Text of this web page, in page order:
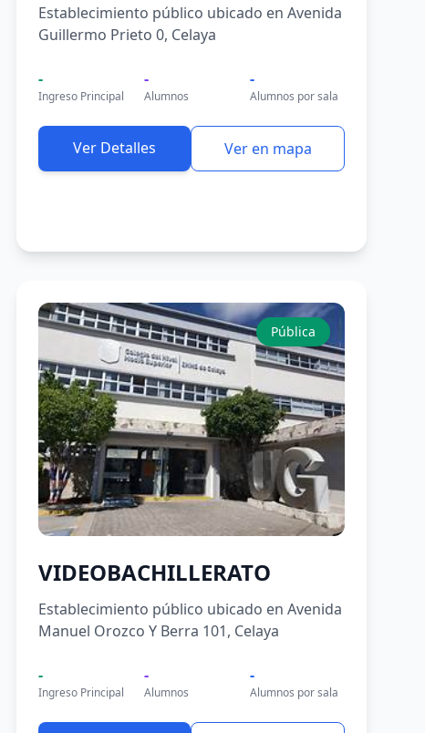
Establecimiento público ubicado en Avenida
Guillermo Prieto 0, Celaya
-
Ingreso Principal
-
Alumnos
-
Alumnos por sala
Ver Detalles Ver en mapa
Pública
VIDEOBACHILLERATO
Establecimiento público ubicado en Avenida
Manuel Orozco Y Berra 101, Celaya
-
Ingreso Principal
-
Alumnos
-
Alumnos por sala